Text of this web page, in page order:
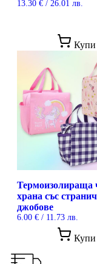
13.30 € / 26.01 лв.
Купи
Термоизолираща
храна със
джобове
6.00 € / 11.73 лв.
Купи